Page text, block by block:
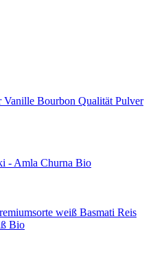
Vanille Bourbon Qualität Pulver
- Amla Churna Bio
Basmati Reis
Bio